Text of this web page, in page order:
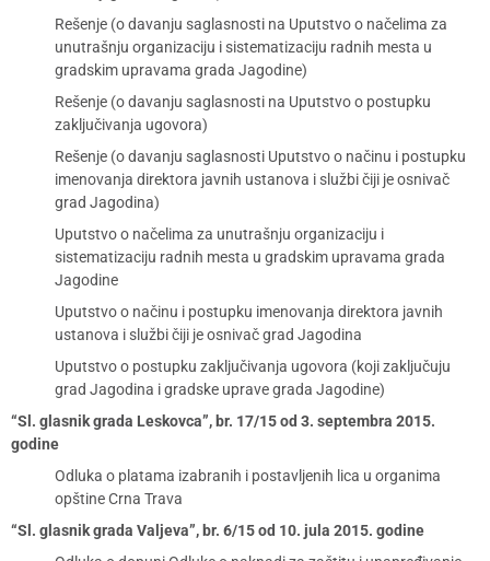
Rešenje (o davanju saglasnosti na Uputstvo o načelima za
unutrašnju organizaciju i sistematizaciju radnih mesta u
gradskim upravama grada Jagodine)
Rešenje (o davanju saglasnosti na Uputstvo o postupku
zaključivanja ugovora)
Rešenje (o davanju saglasnosti Uputstvo o načinu i postupku
imenovanja direktora javnih ustanova i službi čiji je osnivač
grad Jagodina)
Uputstvo o načelima za unutrašnju organizaciju i
sistematizaciju radnih mesta u gradskim upravama grada
Jagodine
Uputstvo o načinu i postupku imenovanja direktora javnih
ustanova i službi čiji je osnivač grad Jagodina
Uputstvo o postupku zaključivanja ugovora (koji zaključuju
grad Jagodina i gradske uprave grada Jagodine)
“Sl. glasnik grada Leskovca”, br. 17/15 od 3. septembra 2015.
godine
Odluka o platama izabranih i postavljenih lica u organima
opštine Crna Trava
“Sl. glasnik grada Valjeva”, br. 6/15 od 10. jula 2015. godine